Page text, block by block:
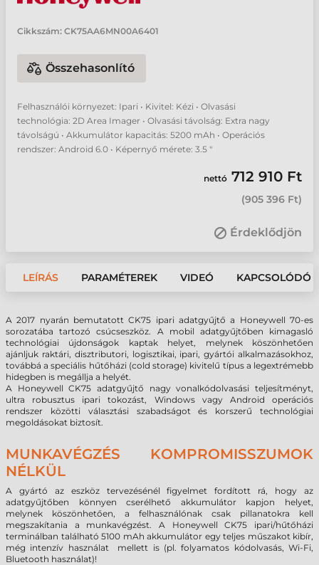
Cikkszám: CK75AA6MN00A6401
Összehasonlító
Felhasználói környezet: Ipari • Kivitel: Kézi • Olvasási
technológia: 2D Area Imager • Olvasási távolság: Extra nagy
távolságú • Akkumulátor kapacitás: 5200 mAh • Operációs
rendszer: Android 6.0 • Képernyő mérete: 3.5 "
nettó 712 910 Ft
(905 396 Ft)
Érdeklődjön
LEÍRÁS PARAMÉTEREK VIDEÓ KAPCSOLÓDÓ
A 2017 nyarán bemutatott CK75 ipari adatgyűjtő a Honeywell 70-es
sorozatába tartozó csúcseszköz. A mobil adatgyűjtőben kimagasló
technológiai újdonságok kaptak helyet, melynek köszönhetően
ajánljuk raktári, disztributori, logisztikai, ipari, gyártói alkalmazásokhoz,
továbbá a speciális hűtőházi (cold storage) kivitelű típus a legextrémebb
hidegben is megállja a helyét.
A Honeywell CK75 adatgyűjtő nagy vonalkódolvasási teljesítményt,
ultra robusztus ipari tokozást, Windows vagy Android operációs
rendszer közötti választási szabadságot és korszerű technológiai
megoldásokat biztosít.
MUNKAVÉGZÉS KOMPROMISSZUMOK
NÉLKÜL
A gyártó az eszköz tervezésénél figyelmet fordított rá, hogy az
adatgyűjtőben könnyen cserélhető akkumulátor kapjon helyet,
melynek köszönhetően, a felhasználónak csak pillanatokra kell
megszakítania a munkavégzést. A Honeywell CK75 ipari/hűtőházi
terminálban található 5100 mAh akkumulátor egy teljes műszakot kibír,
még intenzív használat mellett is (pl. folyamatos kódolvasás, Wi-Fi,
Bluetooth használat)!